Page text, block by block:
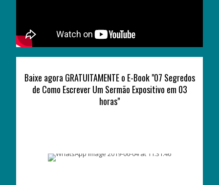
Baixe agora GRATUITAMENTE o E-Book "07 Segredos
de Como Escrever Um Sermão Expositivo em 03
horas"